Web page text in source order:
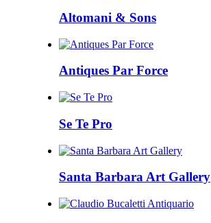
Altomani & Sons
Antiques Par Force
Se Te Pro
Santa Barbara Art Gallery